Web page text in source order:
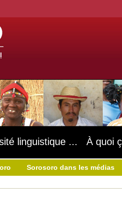
linguistique ... À quoi
Sorosoro dans les médias